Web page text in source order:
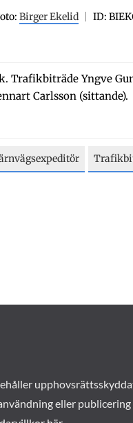
Birger Ekelid ID:
Trafikbiträde Yngve
Carlsson (sittande).
eller